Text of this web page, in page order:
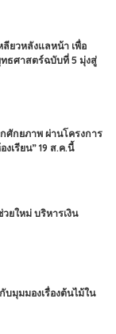
ยวหลังแลหน้า เพื่อ
ธศาสตร์ฉบับที่ 5 มุ่งสู่
กยภาพ ผ่านโครงการ
เรียน” 19 ส.ค.นี้
วยใหม่ บริหารเงิน
บมุมมองเรื่องต้นไม้ใน